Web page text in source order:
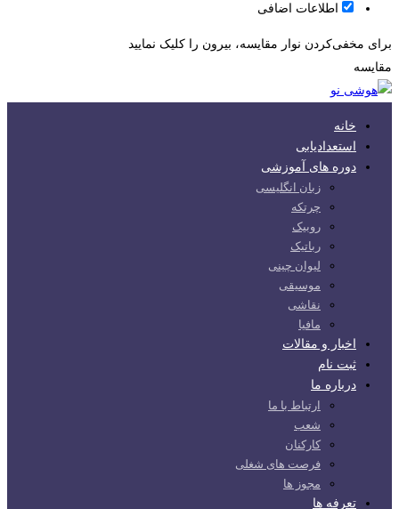
اطلاعات اضافی
برای مخفی‌کردن نوار مقایسه، بیرون را کلیک نمایید
مقایسه
خانه
استعدادیابی
دوره های آموزشی
زبان انگلیسی
چرتکه
روبیک
رباتیک
لیوان چینی
موسیقی
نقاشی
مافیا
اخبار و مقالات
ثبت نام
درباره ما
ارتباط با ما
شعب
کارکنان
فرصت های شغلی
مجوز ها
تعرفه ها